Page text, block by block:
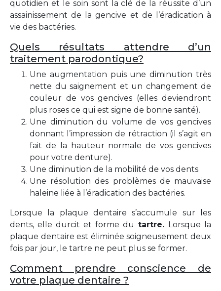
quotidien et le soin sont la clé de la réussite d’un
assainissement de la gencive et de l’éradication à
vie des bactéries.
Quels résultats attendre d’un
traitement parodontique?
Une augmentation puis une diminution très
nette du saignement et un changement de
couleur de vos gencives (elles deviendront
plus roses ce qui est signe de bonne santé).
Une diminution du volume de vos gencives
donnant l’impression de rétraction (il s’agit en
fait de la hauteur normale de vos gencives
pour votre denture).
Une diminution de la mobilité de vos dents
Une résolution des problèmes de mauvaise
haleine liée à l’éradication des bactéries.
Lorsque la plaque dentaire s’accumule sur les
dents, elle durcit et forme du tartre. Lorsque la
plaque dentaire est éliminée soigneusement deux
fois par jour, le tartre ne peut plus se former.
Comment prendre conscience de
votre plaque dentaire ?